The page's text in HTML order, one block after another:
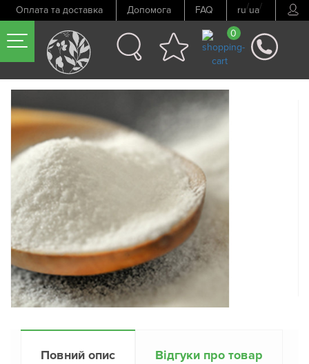
Оплата та доставка Допомога FAQ ru/ua/
0
Попередній товар Наступний товар
Повний опис Відгуки про товар